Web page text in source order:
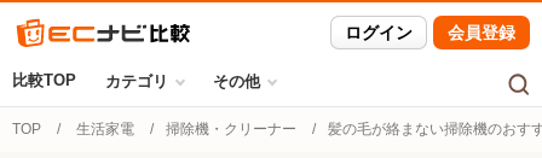
ログイン 会員登録
比較TOP カテゴリ その他
TOP 生活家電 掃除機・クリーナー 髪の毛が絡まない掃除機のおす